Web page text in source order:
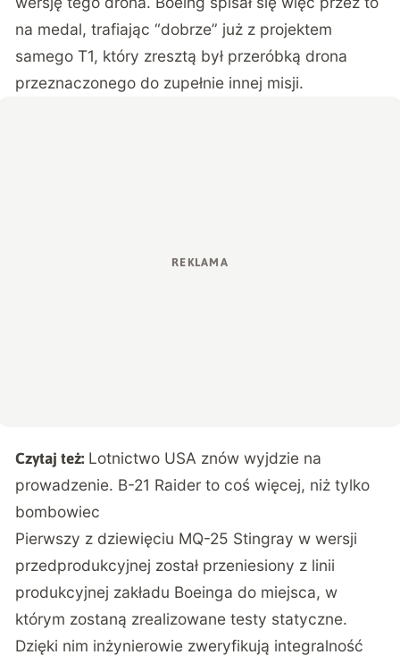
na medal, trafiając “dobrze” już z projektem
samego T1, który zresztą był przeróbką drona
przeznaczonego do zupełnie innej misji.
Czytaj też: Lotnictwo USA znów wyjdzie na
prowadzenie. B-21 Raider to coś więcej, niż tylko
bombowiec
Pierwszy z dziewięciu MQ-25 Stingray w wersji
przedprodukcyjnej został przeniesiony z linii
produkcyjnej zakładu Boeinga do miejsca, w
którym zostaną zrealizowane testy statyczne.
Dzięki nim inżynierowie zweryfikują integralność